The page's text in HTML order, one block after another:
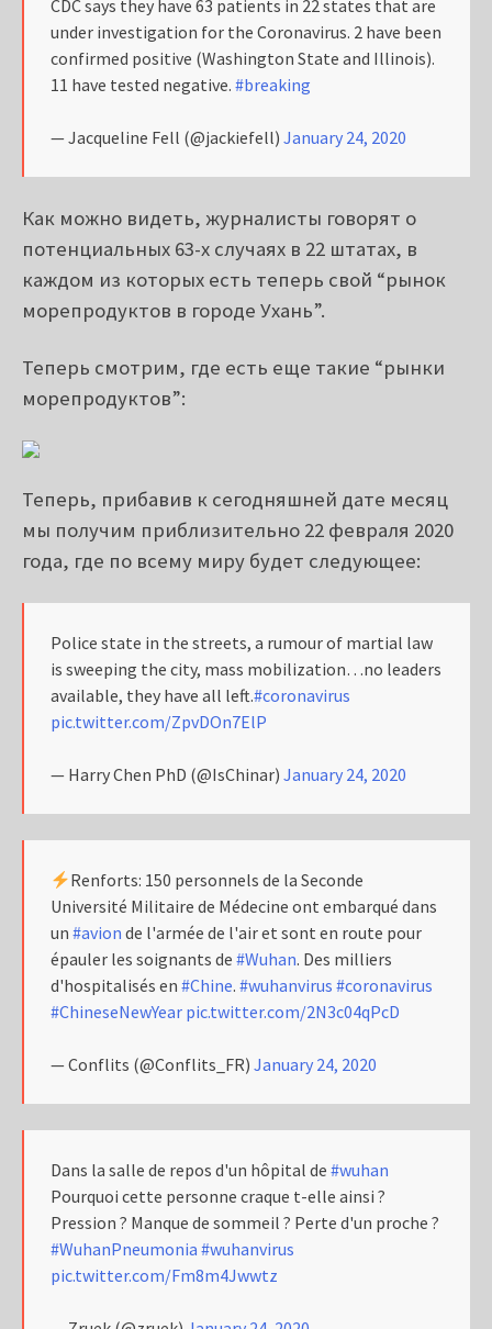
CDC says they have 63 patients in 22 states that are
under investigation for the Coronavirus. 2 have been
confirmed positive (Washington State and Illinois).
11 have tested negative. #breaking
— Jacqueline Fell (@jackiefell) January 24, 2020
Как можно видеть, журналисты говорят о
потенциальных 63-х случаях в 22 штатах, в
каждом из которых есть теперь свой “рынок
морепродуктов в городе Ухань”.
Теперь смотрим, где есть еще такие “рынки
морепродуктов”:
Теперь, прибавив к сегодняшней дате месяц
мы получим приблизительно 22 февраля 2020
года, где по всему миру будет следующее:
Police state in the streets, a rumour of martial law
is sweeping the city, mass mobilization…no leaders
available, they have all left.#coronavirus
pic.twitter.com/ZpvDOn7ElP
— Harry Chen PhD (@IsChinar) January 24, 2020
Renforts: 150 personnels de la Seconde
Université Militaire de Médecine ont embarqué dans
un #avion de l'armée de l'air et sont en route pour
épauler les soignants de #Wuhan. Des milliers
d'hospitalisés en #Chine. #wuhanvirus #coronavirus
#ChineseNewYear pic.twitter.com/2N3c04qPcD
— Conflits (@Conflits_FR) January 24, 2020
Dans la salle de repos d'un hôpital de #wuhan
Pourquoi cette personne craque t-elle ainsi ?
Pression ? Manque de sommeil ? Perte d'un proche ?
#WuhanPneumonia #wuhanvirus
pic.twitter.com/Fm8m4Jwwtz